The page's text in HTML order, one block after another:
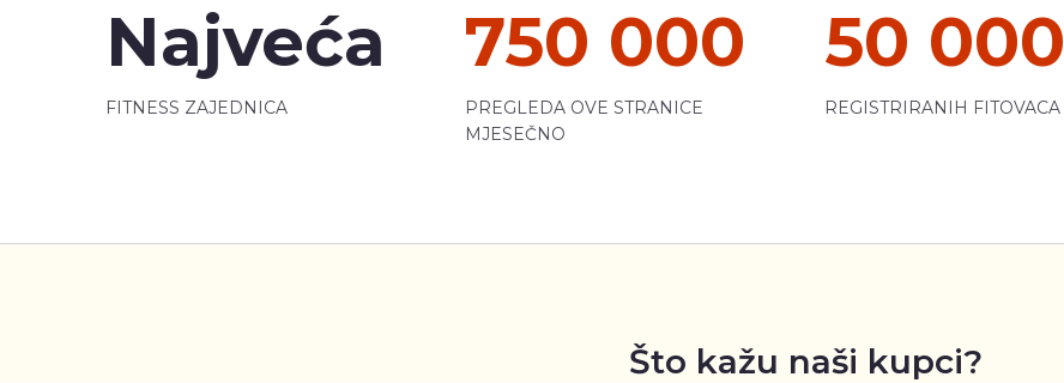
Najveća
FITNESS ZAJEDNICA
750 000
PREGLEDA OVE STRANICE
MJESEČNO
50 000
REGISTRIRANIH FITOVACA
Što kažu naši kupci?